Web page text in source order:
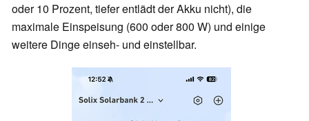
oder 10 Prozent, tiefer entlädt der Akku nicht), die
maximale Einspeisung (600 oder 800 W) und einige
weitere Dinge einseh- und einstellbar.